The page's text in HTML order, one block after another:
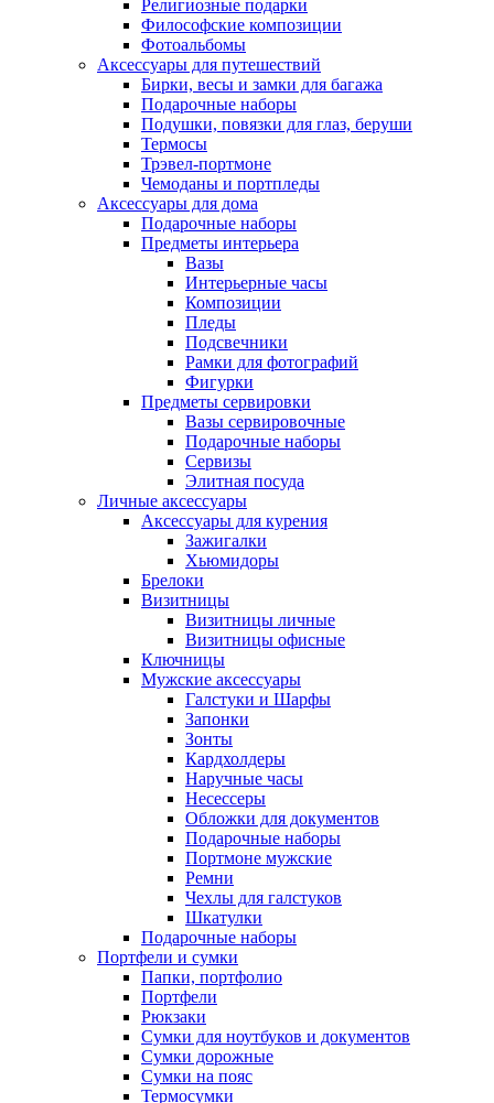
Религиозные подарки
Философские композиции
Фотоальбомы
Аксессуары для путешествий
Бирки, весы и замки для багажа
Подарочные наборы
Подушки, повязки для глаз, беруши
Термосы
Трэвел-портмоне
Чемоданы и портпледы
Аксессуары для дома
Подарочные наборы
Предметы интерьера
Вазы
Интерьерные часы
Композиции
Пледы
Подсвечники
Рамки для фотографий
Фигурки
Предметы сервировки
Вазы сервировочные
Подарочные наборы
Сервизы
Элитная посуда
Личные аксессуары
Аксессуары для курения
Зажигалки
Хьюмидоры
Брелоки
Визитницы
Визитницы личные
Визитницы офисные
Ключницы
Мужские аксессуары
Галстуки и Шарфы
Запонки
Зонты
Кардхолдеры
Наручные часы
Несессеры
Обложки для документов
Подарочные наборы
Портмоне мужские
Ремни
Чехлы для галстуков
Шкатулки
Подарочные наборы
Портфели и сумки
Папки, портфолио
Портфели
Рюкзаки
Сумки для ноутбуков и документов
Сумки дорожные
Сумки на пояс
Термосумки